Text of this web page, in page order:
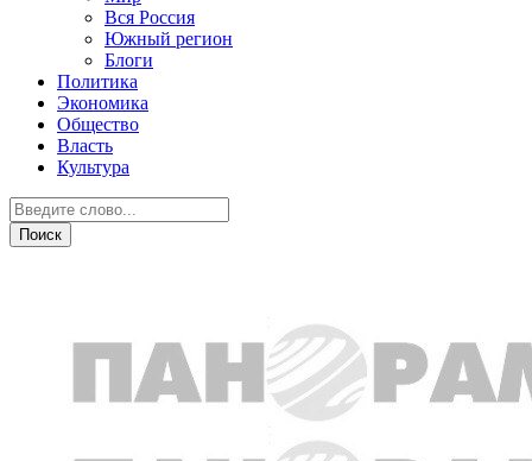
Вся Россия
Южный регион
Блоги
Политика
Экономика
Общество
Власть
Культура